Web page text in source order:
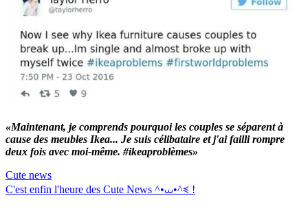
«Maintenant, je comprends pourquoi les couples se séparent à
cause des meubles Ikea... Je suis célibataire et j'ai failli rompre
deux fois avec moi-même. #ikeaproblèmes»
Cute news
C'est enfin l'heure des Cute News ^•⩊•^≼ !